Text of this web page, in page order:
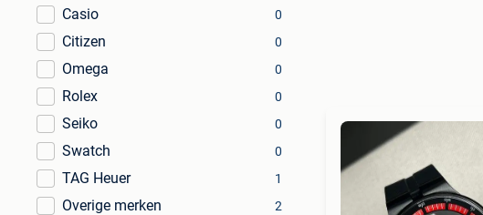
Casio 0
Citizen 0
Omega 0
Rolex 0
Seiko 0
Swatch 0
TAG Heuer 1
Overige merken 2